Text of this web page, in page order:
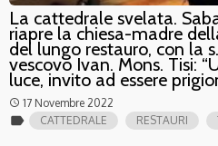
La cattedrale svelata.
riapre la chiesa-madre
del lungo restauro, con la
vescovo Ivan. Mons. Tisi:
luce, invito ad essere
access_time 17 Novembre 2022
label CATTEDRALE RESTAURI